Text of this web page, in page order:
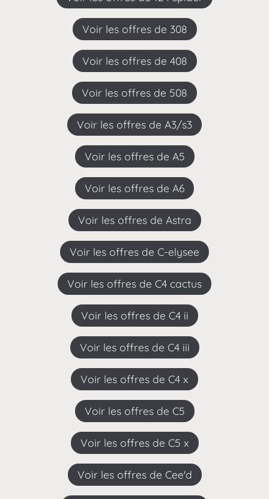
Voir les offres de 308
Voir les offres de 408
Voir les offres de 508
Voir les offres de A3/s3
Voir les offres de A5
Voir les offres de A6
Voir les offres de Astra
Voir les offres de C-elysee
Voir les offres de C4 cactus
Voir les offres de C4 ii
Voir les offres de C4 iii
Voir les offres de C4 x
Voir les offres de C5
Voir les offres de C5 x
Voir les offres de Cee'd